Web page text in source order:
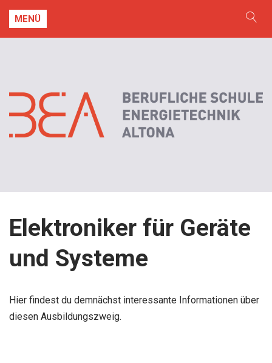
MENÜ
Elektroniker für Geräte
und Systeme
Hier findest du demnächst interessante Informationen über
diesen Ausbildungszweig.